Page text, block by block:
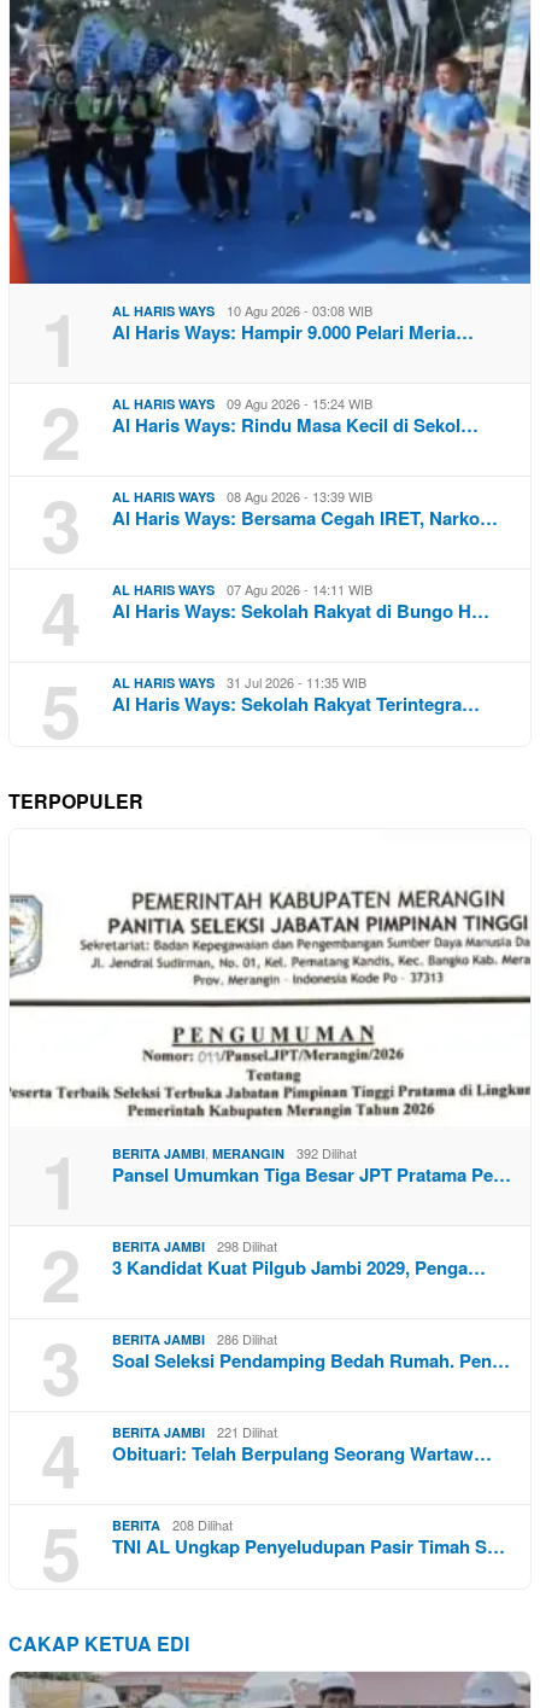
1 AL HARIS WAYS 10 Agu 2026 - 03:08 WIB
Al Haris Ways: Hampir 9.000 Pelari Meria…
2 AL HARIS WAYS 09 Agu 2026 - 15:24 WIB
Al Haris Ways: Rindu Masa Kecil di Sekol…
3 AL HARIS WAYS 08 Agu 2026 - 13:39 WIB
Al Haris Ways: Bersama Cegah IRET, Narko…
4 AL HARIS WAYS 07 Agu 2026 - 14:11 WIB
Al Haris Ways: Sekolah Rakyat di Bungo H…
5 AL HARIS WAYS 31 Jul 2026 - 11:35 WIB
Al Haris Ways: Sekolah Rakyat Terintegra…
TERPOPULER
1 BERITA JAMBI MERANGIN 392 Dilihat
Pansel Umumkan Tiga Besar JPT Pratama Pe…
2 BERITA JAMBI 298 Dilihat
3 Kandidat Kuat Pilgub Jambi 2029, Penga…
3 BERITA JAMBI 286 Dilihat
Soal Seleksi Pendamping Bedah Rumah. Pen…
4 BERITA JAMBI 221 Dilihat
Obituari: Telah Berpulang Seorang Wartaw…
5 BERITA 208 Dilihat
TNI AL Ungkap Penyeludupan Pasir Timah S…
CAKAP KETUA EDI